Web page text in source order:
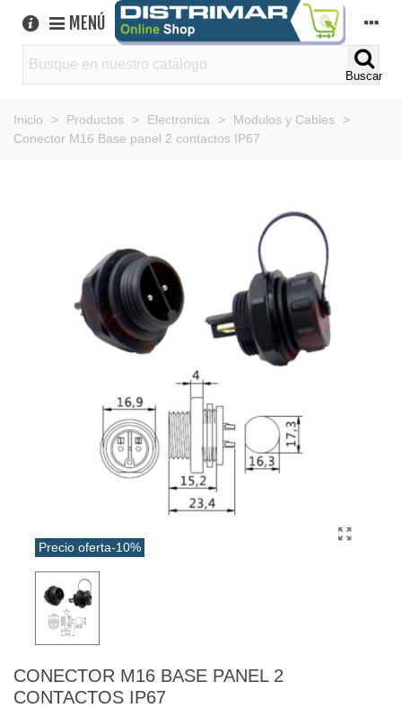
MENÚ
Buscar
Inicio > Productos > Electronica > Modulos y Cables
>
Conector M16 Base panel 2 contactos IP67
Precio oferta-10%
CONECTOR M16 BASE PANEL 2
CONTACTOS IP67